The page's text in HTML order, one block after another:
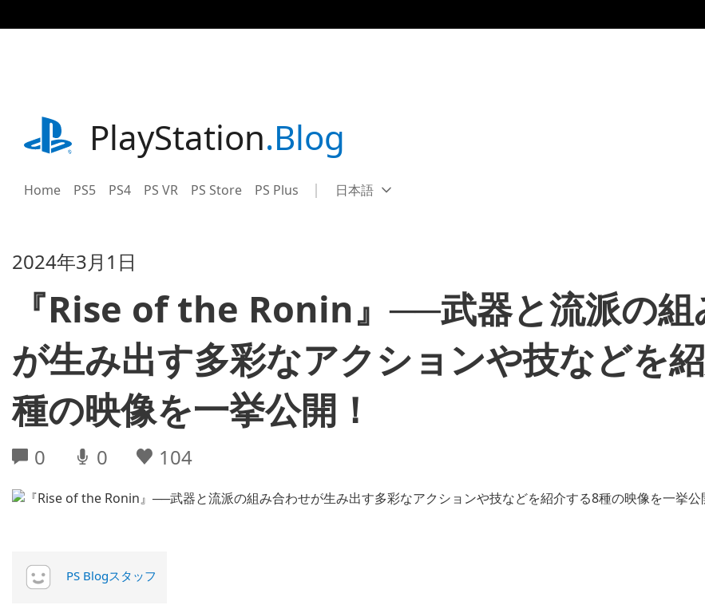
事
playstation.comPlayStation.Blog
Home PS5 PS4 PS VR PS Store PS Plus Select
Current
日本語
2024年3月1日
『Rise of the Ronin』──武器と流派の組
が生み出す多彩なアクションや技などを
種の映像を一挙公開！
0 0 104
PS Blogスタッフ